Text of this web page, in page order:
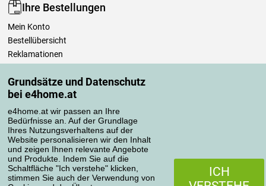
Grundsätze und Datenschutz
bei e4home.at
e4home.at wir passen an Ihre
Bedürfnisse an. Auf der Grundlage
Ihres Nutzungsverhaltens auf der
Website personalisieren wir den Inhalt
und zeigen Ihnen relevante Angebote
und Produkte. Indem Sie auf die
Schaltfläche "Ich verstehe" klicken,
stimmen Sie auch der Verwendung von
ICH
Ihre Bestellungen
Mein Konto
Bestellübersicht
Reklamationen
Einfach mehr wissen
Richtlinien zur Verarbeitung von Bewertungen
Transportarten
Zahlungsmethoden